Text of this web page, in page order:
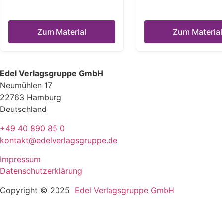
Zum Material Zum Material
Edel Verlagsgruppe GmbH
Neumühlen 17
22763 Hamburg
Deutschland
+49 40 890 85 0
kontakt@edelverlagsgruppe.de
Impressum
Datenschutzerklärung
Copyright © 2025 Edel Verlagsgruppe GmbH